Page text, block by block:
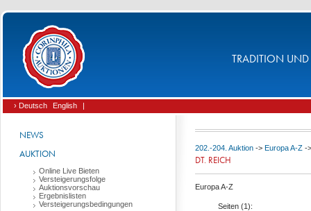
TRADITION UND
› Deutsch English |
NEWS
AUKTION
Online Live Bieten
Versteigerungsfolge
Auktionsvorschau
Ergebnislisten
Versteigerungsbedingungen
202.-204. Auktion -> Europa A-Z -
DT. REICH
Europa A-Z
Seiten (1):